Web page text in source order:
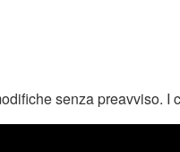
senza preavviso.